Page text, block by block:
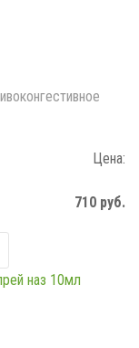
Цена:
710 руб.